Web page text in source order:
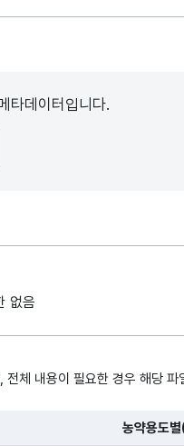
타데이터입니다.
없음
체 내용이 필요한 경우 해당 파
농약용도